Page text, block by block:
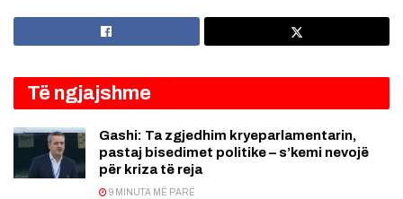
Të ngjajshme
Gashi: Ta zgjedhim kryeparlamentarin,
pastaj bisedimet politike – s’kemi nevojë
për kriza të reja
9 MINUTA MË PARË